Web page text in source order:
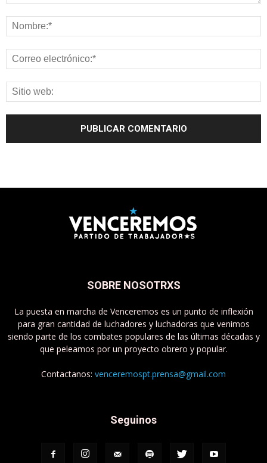
SOBRE NOSOTRXS
La puesta en marcha de Venceremos es un punto de inflexión
para gran cantidad de luchadores y luchadoras que venimos
siendo parte de los combates populares de las últimas décadas y
que peleamos por un proyecto obrero y popular.
Contactanos: venceremospt.prensa@gmail.com
Seguinos